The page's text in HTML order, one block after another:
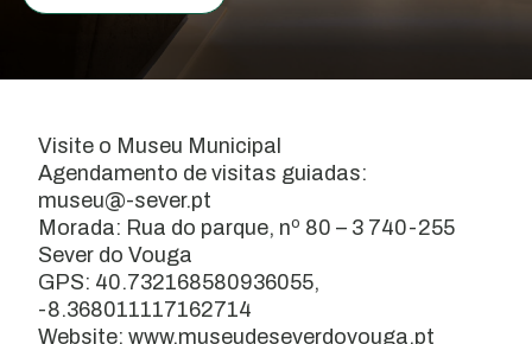
Visite o Museu Municipal
Agendamento de visitas guiadas:
museu@-sever.pt
Morada: Rua do parque, nº 80 – 3 740-255
Sever do Vouga
GPS: 40.732168580936055,
-8.368011117162714
Website: www.museudeseverdovouga.pt